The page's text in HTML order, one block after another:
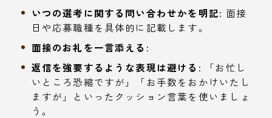
いつの選考に関する問い合わせかを明記: 面接
日や応募職種を具体的に記載します。
面接のお礼を一言添える:
返信を強要するような表現は避ける: 「お忙し
いところ恐縮ですが」「お手数をおかけいたし
ますが」といったクッション言葉を使いましょ
う。